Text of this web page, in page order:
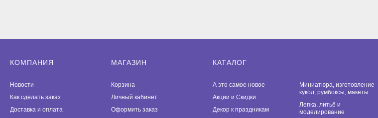
КОМПАНИЯ
Новости
Как сделать заказ
Доставка и оплата
МАГАЗИН
Корзина
Личный кабинет
Оформить заказ
КАТАЛОГ
А это самое новое
Акции и Скидки
Декор к праздникам
Миниатюра, изготовление
кукол, румбоксы, макеты
Лепка, литьё и
моделирование